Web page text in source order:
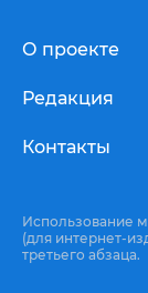
О проекте
Редакция
Контакты
Использование
(для интернет-
третьего абзаца.